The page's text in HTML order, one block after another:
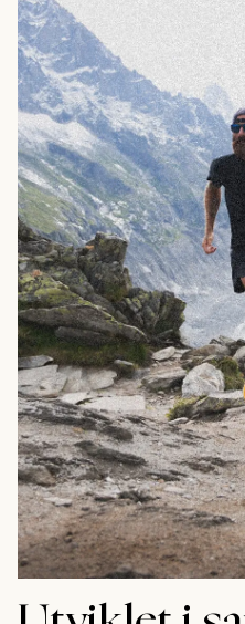
25 ½ 40
26 40 ½
26 ½ 41 ½
27 42
28 43 ½